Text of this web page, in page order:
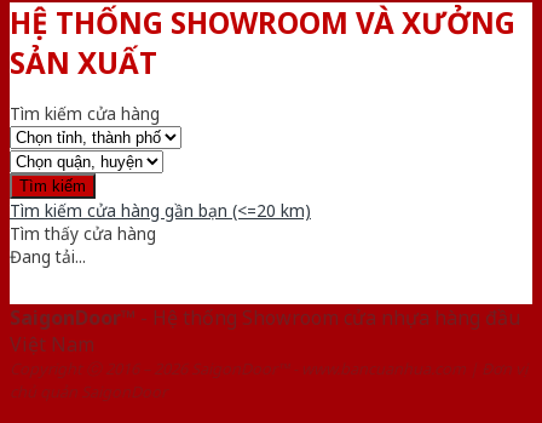
HỆ THỐNG SHOWROOM VÀ XƯỞNG
SẢN XUẤT
Tìm kiếm cửa hàng
Tìm kiếm cửa hàng gần bạn (<=20 km)
Tìm thấy cửa hàng
Đang tải...
SaigonDoor™ - Hệ thống Showroom cửa nhựa hàng đầu
Việt Nam
Copyright ⓒ 2016 – 2026 SaigonDoor™ - www.bancuanhua.com | Đơn vị
chủ quản SaigonDoor